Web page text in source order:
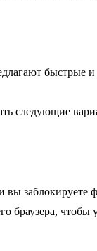
быстрые
следующие
вы заблокируете
браузера, чтобы